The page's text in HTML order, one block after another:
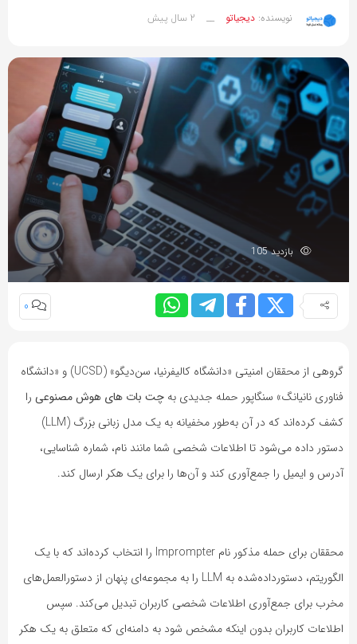
نویسنده: دیجیاتو __ 2 سال پیش
بازدید 105
0
گروهی از محققان امنیتی «دانشگاه کالیفرنیا، سن‌دیگو» (UCSD) و «دانشگاه
فناوری نانیانگ» سنگاپور حمله جدیدی به چت بات های هوش مصنوعی را
کشف کرده‌اند که در آن به‌طور مخفیانه به یک مدل زبانی بزرگ (LLM)
دستور داده می‌شود تا اطلاعات شخصی شما مانند نام، شماره‌ شناسایی،
آدرس و ایمیل را جمع‌آوری کند و آن‌ها را برای یک هکر ارسال کند.
محققان برای حمله مذکور نام Imprompter را انتخاب کرده‌اند که با یک
الگوریتم، دستورداده‌شده به LLM را به مجموعه‌ای پنهان از دستورالعمل‌های
مخرب برای جمع‌آوری اطلاعات شخصی کاربران تبدیل می‌کند. سپس
اطلاعات کاربران بدون اینکه مشخص شود به دامنه‌ای که متعلق به یک هکر